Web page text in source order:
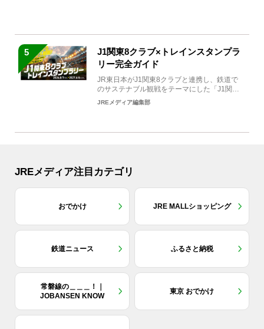
5
J1関東8クラブ×トレインスタンプラ
リー完全ガイド
JR東日本がJ1関東8クラブと連携し、鉄道で
のサステナブル観戦をテーマにした「J1関東8
クラブ×トレイン...
JREメディア編集部
JREメディア注目カテゴリ
おでかけ JRE MALLショッピング
鉄道ニュース ふるさと納税
常磐線の＿＿＿！｜
JOBANSEN KNOW
東京 おでかけ